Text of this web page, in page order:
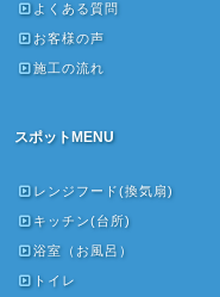
よくある質問
お客様の声
施工の流れ
スポットMENU
レンジフード(換気扇)
キッチン(台所)
浴室（お風呂）
トイレ